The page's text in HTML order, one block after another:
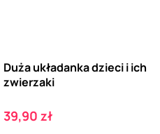
Duża układanka dzieci i ich
zwierzaki
Cena
39,90 zł